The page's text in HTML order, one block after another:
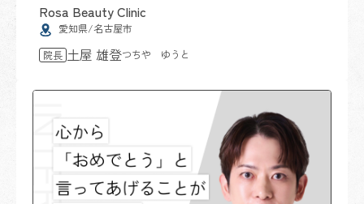
Rosa Beauty Clinic
愛知県/名古屋市
院長 土屋 雄登つちや ゆうと